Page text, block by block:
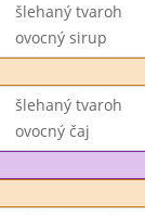
šlehaný tvaroh
ovocný sirup
šlehaný tvaroh
ovocný čaj